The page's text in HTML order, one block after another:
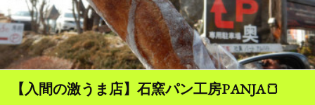
【入間の激うま店】石窯パン工房PANJA🍞